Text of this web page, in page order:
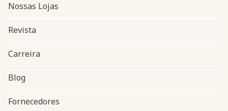
Navegação do rodapé
Nossas Lojas
Revista
Carreira
Blog
Fornecedores